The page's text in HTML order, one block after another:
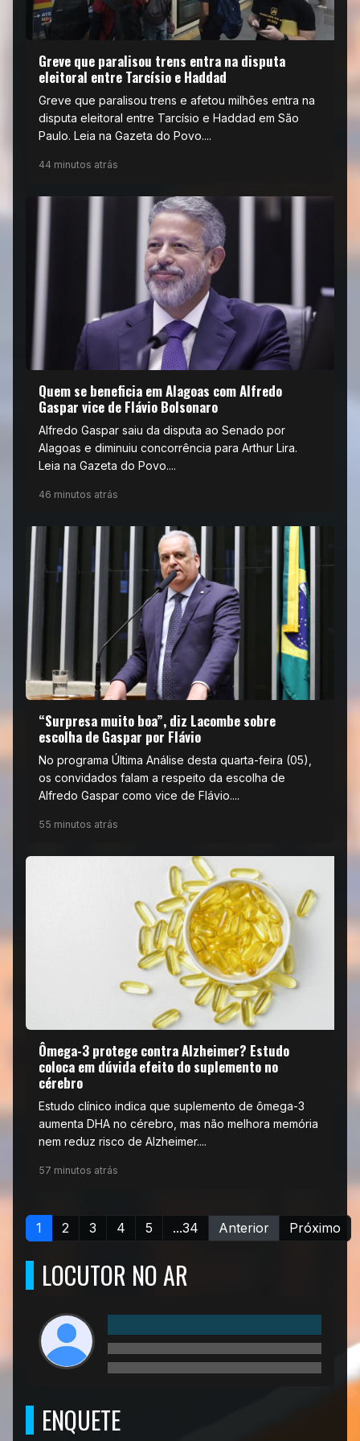
Greve que paralisou trens entra na disputa
eleitoral entre Tarcísio e Haddad
Greve que paralisou trens e afetou milhões entra na
disputa eleitoral entre Tarcísio e Haddad em São
Paulo. Leia na Gazeta do Povo....
44 minutos atrás
Quem se beneficia em Alagoas com Alfredo
Gaspar vice de Flávio Bolsonaro
Alfredo Gaspar saiu da disputa ao Senado por
Alagoas e diminuiu concorrência para Arthur Lira.
Leia na Gazeta do Povo....
46 minutos atrás
“Surpresa muito boa”, diz Lacombe sobre
escolha de Gaspar por Flávio
No programa Última Análise desta quarta-feira (05),
os convidados falam a respeito da escolha de
Alfredo Gaspar como vice de Flávio....
55 minutos atrás
Ômega-3 protege contra Alzheimer? Estudo
coloca em dúvida efeito do suplemento no
cérebro
Estudo clínico indica que suplemento de ômega-3
aumenta DHA no cérebro, mas não melhora memória
nem reduz risco de Alzheimer....
57 minutos atrás
1 2 3 4 5 ...34 Anterior Próximo
LOCUTOR NO AR
ENQUETE